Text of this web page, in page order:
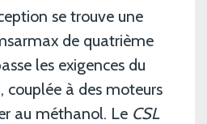
se trouve une
de quatrième
les exigences du
couplée à des moteurs
au méthanol. Le CSL